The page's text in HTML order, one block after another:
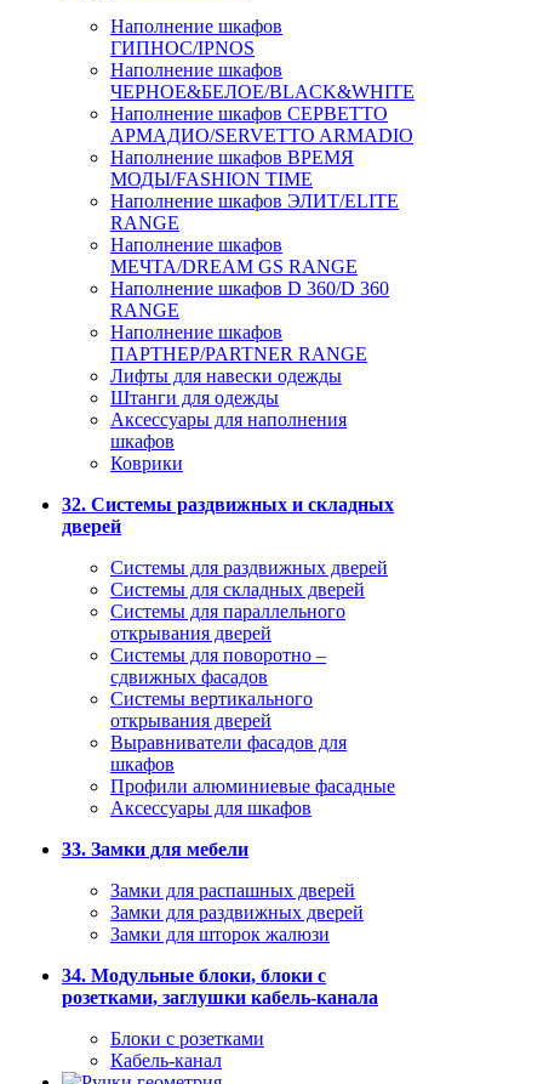
Наполнение шкафов
ГИПНОС/IPNOS
Наполнение шкафов
ЧЕРНОЕ&БЕЛОЕ/BLACK&WHITE
Наполнение шкафов СЕРВЕТТО
АРМАДИО/SERVETTO ARMADIO
Наполнение шкафов ВРЕМЯ
МОДЫ/FASHION TIME
Наполнение шкафов ЭЛИТ/ELITE
RANGE
Наполнение шкафов
МЕЧТА/DREAM GS RANGE
Наполнение шкафов D 360/D 360
RANGE
Наполнение шкафов
ПАРТНЕР/PARTNER RANGE
Лифты для навески одежды
Штанги для одежды
Аксессуары для наполнения
шкафов
Коврики
32. Системы раздвижных и складных
дверей
Системы для раздвижных дверей
Системы для складных дверей
Системы для параллельного
открывания дверей
Системы для поворотно –
сдвижных фасадов
Системы вертикального
открывания дверей
Выравниватели фасадов для
шкафов
Профили алюминиевые фасадные
Аксессуары для шкафов
33. Замки для мебели
Замки для распашных дверей
Замки для раздвижных дверей
Замки для шторок жалюзи
34. Модульные блоки, блоки с
розетками, заглушки кабель-канала
Блоки с розетками
Кабель-канал